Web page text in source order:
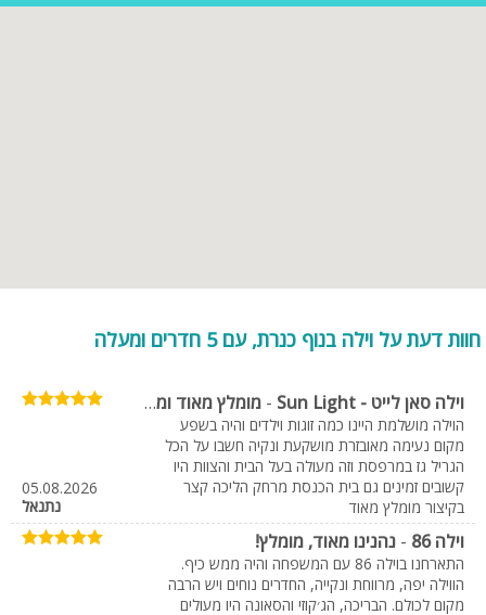
בנוף כנרת ניתן למצוא וילה ואטרקציה לכל קבוצה, בין אם מדובר בנופש
ומרווחים ועוד. לקראת החורף בעלי הווילות דאגו לחמם את הבריכה ולקרות
בסמוך לנוף כנרת, במרחק נסיעה קצרצר, תוכלו ליהנות ממבחר גדול של
אטרקציות, ביניהם: סדנאות חימר, טיולי טרקטורונים ובאגי, רפטינג וקיאקים
בנהר הירדן, רכיבה על סוסים ומגוון מקומות בילוי ומסעדות טובות באזור,
ביניהם אטרקציות מומלצות במיוחד:
• טיולי סוסים חוות ורד הגליל
• טיול טרקטורונים במשמר הירדן
• רפטינג בנהר הירדן
• פיינטבול מ.א. רוי בע"מ
• טיולי אופניים - דרכים בגולן בחד נס
חוות דעת על וילה בנוף כנרת, עם 5 חדרים ומעלה
וילה סאן לייט - Sun Light - מומלץ מאוד ומושלם
הוילה מושלמת היינו כמה זוגות וילדים והיה בשפע
מקום נעימה מאובזרת מושקעת ונקיה חשבו על הכל
הגריל גז במרפסת וזה מעולה בעל הבית והצוות היו
קשובים זמינים גם בית הכנסת מרחק הליכה קצר
בקיצור מומלץ מאוד
05.08.2026
נתנאל
וילה 86 - נהנינו מאוד, מומלץ!
התארחנו בוילה 86 עם המשפחה והיה ממש כיף.
הווילה יפה, מרווחת ונקייה, החדרים נוחים ויש הרבה
מקום לכולם. הבריכה, הג׳קוזי והסאונה היו מעולים